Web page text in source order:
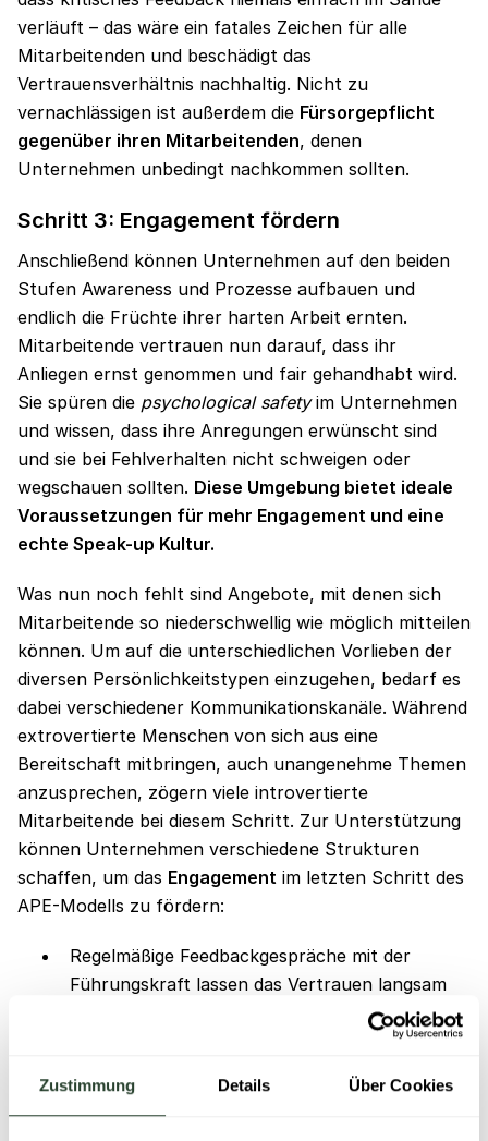
Zustimmung Details Über Cookies
verläuft – das wäre ein fatales Zeichen für alle
Mitarbeitenden und beschädigt das
Vertrauensverhältnis nachhaltig. Nicht zu
vernachlässigen ist außerdem die Fürsorgepflicht
gegenüber ihren Mitarbeitenden, denen
Unternehmen unbedingt nachkommen sollten.
Schritt 3: Engagement fördern
Anschließend können Unternehmen auf den beiden
Stufen Awareness und Prozesse aufbauen und
endlich die Früchte ihrer harten Arbeit ernten.
Mitarbeitende vertrauen nun darauf, dass ihr
Anliegen ernst genommen und fair gehandhabt wird.
Sie spüren die psychological safetyim Unternehmen
und wissen, dass ihre Anregungen erwünscht sind
und sie bei Fehlverhalten nicht schweigen oder
wegschauen sollten. Diese Umgebung bietet ideale
Voraussetzungen für mehr Engagement und eine
echte Speak-up Kultur.
Was nun noch fehlt sind Angebote, mit denen sich
Mitarbeitende so niederschwellig wie möglich mitteilen
können. Um auf die unterschiedlichen Vorlieben der
diversen Persönlichkeitstypen einzugehen, bedarf es
dabei verschiedener Kommunikationskanäle. Während
extrovertierte Menschen von sich aus eine
Bereitschaft mitbringen, auch unangenehme Themen
anzusprechen, zögern viele introvertierte
Mitarbeitende bei diesem Schritt. Zur Unterstützung
können Unternehmen verschiedene Strukturen
schaffen, um das Engagement im letzten Schritt des
APE-Modells zu fördern:
Regelmäßige Feedbackgespräche mit der
Führungskraft lassen das Vertrauen langsam
wachsen und fördern einen ungezwungenen
auf eine Agenda verzichtet werden und